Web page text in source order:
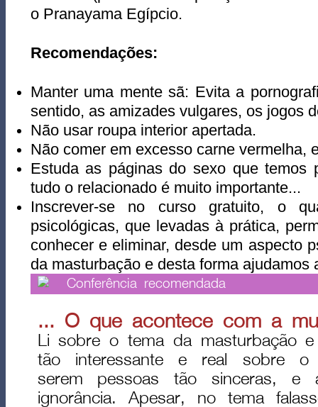
o Pranayama Egípcio.
Recomendações:
Manter uma mente sã: Evita a
sentido, as amizades vulgares, os jogos
Não usar roupa interior apertada.
Não comer em excesso carne vermelha,
Estuda as páginas do sexo que temos
tudo o relacionado é muito importante...
Inscrever-se no curso gratuito, o
psicológicas, que levadas à prática,
conhecer e eliminar, desde um aspecto
da masturbação e desta forma ajudamos
Conferência recomendada
... O que acontece com a
Li sobre o tema da masturbação
tão interessante e real sobre o
serem pessoas tão sinceras, e
ignorância. Apesar, no tema